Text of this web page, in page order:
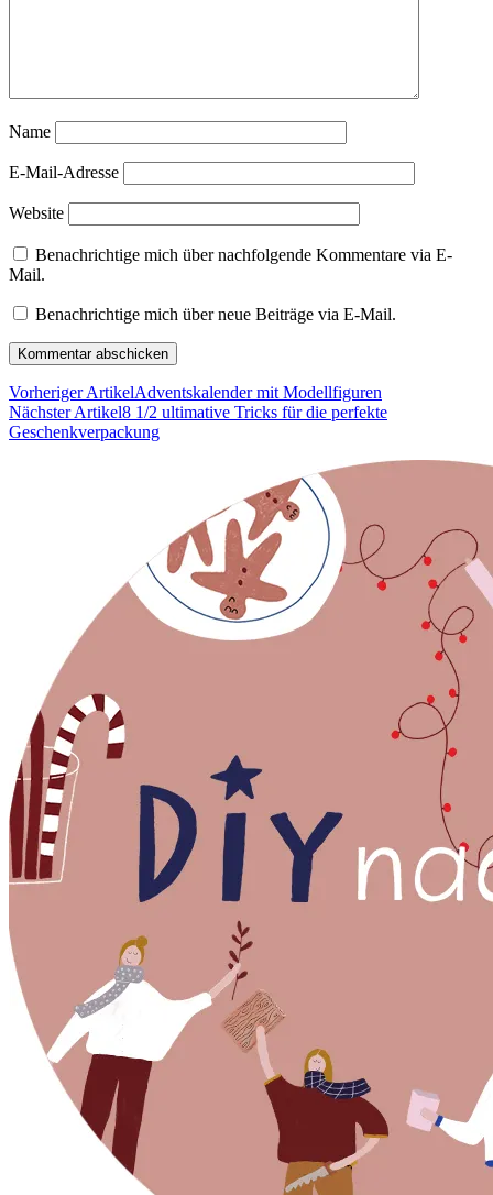
Name
E-Mail-Adresse
Website
Benachrichtige mich über nachfolgende Kommentare via E-
Mail.
Benachrichtige mich über neue Beiträge via E-Mail.
Vorheriger ArtikelAdventskalender mit Modellfiguren
Nächster Artikel8 1/2 ultimative Tricks für die perfekte
Geschenkverpackung